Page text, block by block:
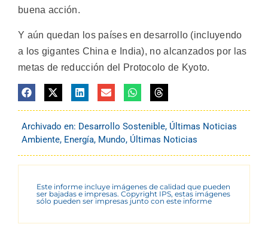
buena acción.
Y aún quedan los países en desarrollo (incluyendo
a los gigantes China e India), no alcanzados por las
metas de reducción del Protocolo de Kyoto.
Archivado en: Desarrollo Sostenible, Últimas Noticias
Ambiente, Energía, Mundo, Últimas Noticias
Este informe incluye imágenes de calidad que pueden
ser bajadas e impresas. Copyright IPS, estas imágenes
sólo pueden ser impresas junto con este informe